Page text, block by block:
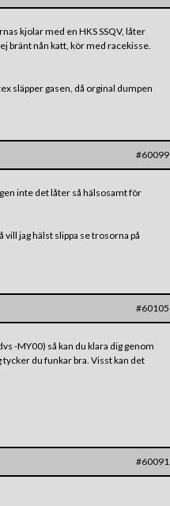
kjolar med en HKS SSQV, låter
bränt nån katt, kör med racekisse.
släpper gasen, då orginal dumpen
#60099
inte det låter så hälsosamt för
jag hälst slippa se trosorna på
#60105
-MY00) så kan du klara dig genom
du funkar bra. Visst kan det
#60091